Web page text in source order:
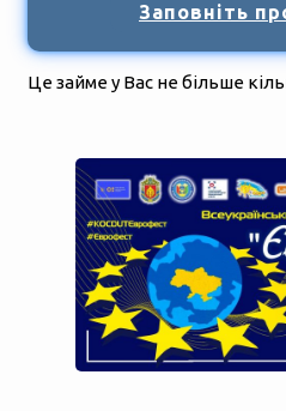
Заповніть
Це займе у Вас не більше